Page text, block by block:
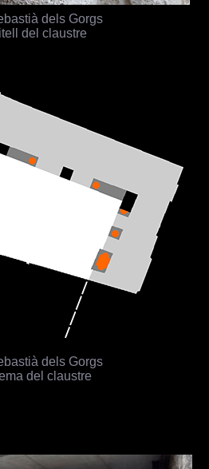
dels Gorgs
del claustre
dels Gorgs
del claustre